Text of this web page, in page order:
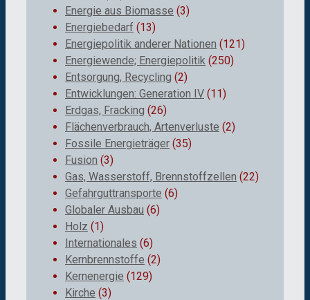
Energie aus Biomasse (3)
Energiebedarf (13)
Energiepolitik anderer Nationen (121)
Energiewende; Energiepolitik (250)
Entsorgung, Recycling (2)
Entwicklungen: Generation IV (11)
Erdgas, Fracking (26)
Flächenverbrauch, Artenverluste (2)
Fossile Energieträger (35)
Fusion (3)
Gas, Wasserstoff, Brennstoffzellen (22)
Gefahrguttransporte (6)
Globaler Ausbau (6)
Holz (1)
Internationales (6)
Kernbrennstoffe (2)
Kernenergie (129)
Kirche (3)